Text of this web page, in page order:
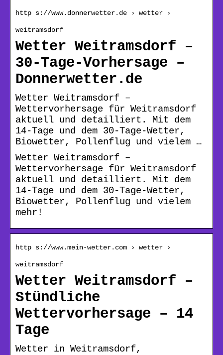
http s://www.donnerwetter.de › wetter ›
weitramsdorf
Wetter Weitramsdorf –
30-Tage-Vorhersage –
Donnerwetter.de
Wetter Weitramsdorf –
Wettervorhersage für Weitramsdorf
aktuell und detailliert. Mit dem
14-Tage und dem 30-Tage-Wetter,
Biowetter, Pollenflug und vielem …
Wetter Weitramsdorf –
Wettervorhersage für Weitramsdorf
aktuell und detailliert. Mit dem
14-Tage und dem 30-Tage-Wetter,
Biowetter, Pollenflug und vielem
mehr!
http s://www.mein-wetter.com › wetter ›
weitramsdorf
Wetter Weitramsdorf –
Stündliche
Wettervorhersage – 14
Tage
Wetter in Weitramsdorf,